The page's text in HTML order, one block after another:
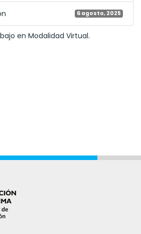
6 agosto, 2025
en Modalidad Virtual.